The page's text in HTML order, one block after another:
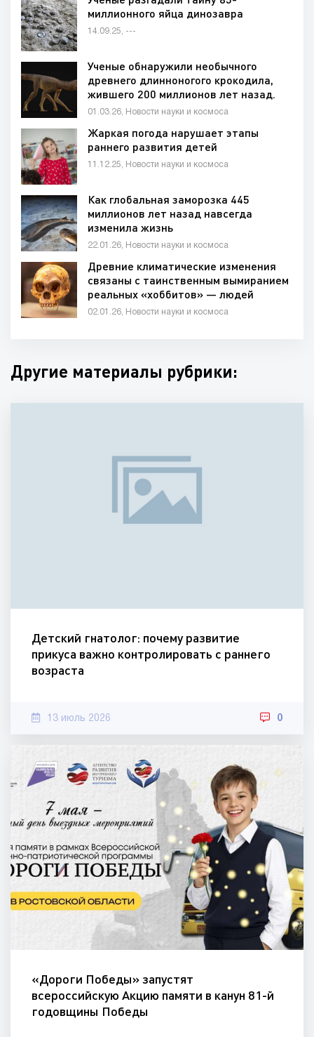
миллионного яйца динозавра
14.09.25, ---
Ученые обнаружили необычного
древнего длинноногого крокодила,
жившего 200 миллионов лет назад.
01.03.26, Новости науки и космоса
Жаркая погода нарушает этапы
раннего развития детей
11.12.25, Новости науки и космоса
Как глобальная заморозка 445
миллионов лет назад навсегда
изменила жизнь
22.01.26, Новости науки и космоса
Древние климатические изменения
связаны с таинственным вымиранием
реальных «хоббитов» — людей
02.01.26, Новости науки и космоса
Другие материалы рубрики:
Детский гнатолог: почему развитие
прикуса важно контролировать с раннего
возраста
13 июль 2026 0
«Дороги Победы» запустят
всероссийскую Акцию памяти в канун 81-й
годовщины Победы